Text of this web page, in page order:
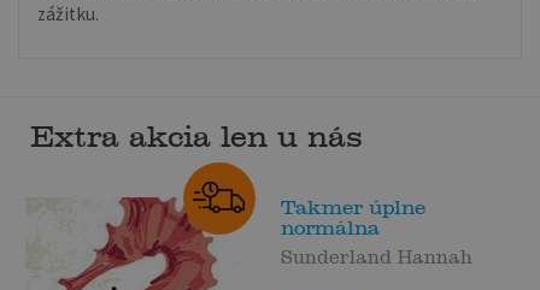
zážitku.
Extra akcia len u nás
Takmer úplne
normálna
Sunderland Hannah